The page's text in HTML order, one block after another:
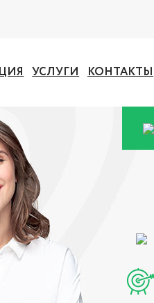
УСЛУГИ КОНТАКТЫ